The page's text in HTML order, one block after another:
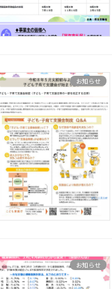
お知らせ
お知らせ